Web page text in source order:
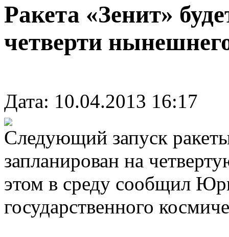
Ракета «Зенит»
четверти
Дата: 10.04.2013 16:17
Следующий запуск
запланирован на
этом в среду сообщил
государственного